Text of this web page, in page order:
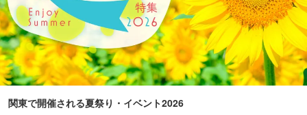
関東で開催される夏祭り・イベント2026